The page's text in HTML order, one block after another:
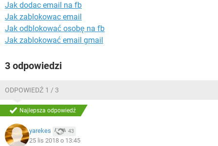
Jak dodac email na fb
Jak zablokowac email
Jak odblokować osobę na fb
Jak zablokować email gmail
3 odpowiedzi
ODPOWIEDŹ 1 / 3
Najlepsza odpowiedź
yarekes 43
25 lis 2018 o 13:45